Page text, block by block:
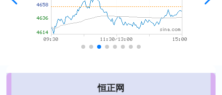
恒正网